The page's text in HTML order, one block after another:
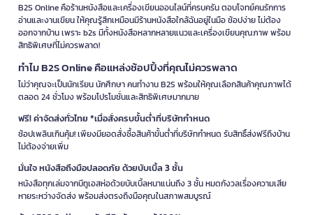
B2S Online คือร้านหนังสือและเครื่องเขียนออนไลน์ที่ครบครัน ตอบโจทย์คนรักการ
อ่านและงานเขียน ให้คุณรู้สึกเหมือนมีร้านหนังสือใกล้ฉันอยู่ในมือ ช้อปง่าย ไม่ต้อง
ออกจากบ้าน เพราะ b2s มีทั้งหนังสือหลากหลายแนวและเครื่องเขียนคุณภาพ พร้อม
สิทธิพิเศษที่ไม่ควรพลาด!
ทำไม B2S Online คือแหล่งช้อปปิ้งที่คุณไม่ควรพลาด
ไม่ว่าคุณจะเป็นนักเรียน นักศึกษา คนทำงาน B2S พร้อมให้คุณเลือกสินค้าคุณภาพได้
ตลอด 24 ชั่วโมง พร้อมโปรโมชั่นและสิทธิพิเศษมากมาย
ฟรี! ค่าจัดส่งทั่วไทย *เมื่อสั่งครบขั้นต่ำที่บริษัทกำหนด
ช้อปเพลินเกินคุ้ม! เพียงมียอดสั่งซื้อสินค้าขั้นต่ำที่บริษัทกำหนด รับสิทธิ์ส่งฟรีถึงบ้าน
ไม่ต้องจ่ายเพิ่ม
มั่นใจ หนังสือถึงมือปลอดภัย ด้วยบับเบิ้ล 3 ชั้น
หนังสือทุกเล่มจากบีทูเอสห่อด้วยบับเบิ้ลหนาแน่นถึง 3 ชั้น หมดกังวลเรื่องความเสีย
หายระหว่างจัดส่ง พร้อมส่งตรงถึงมือคุณในสภาพสมบูรณ์